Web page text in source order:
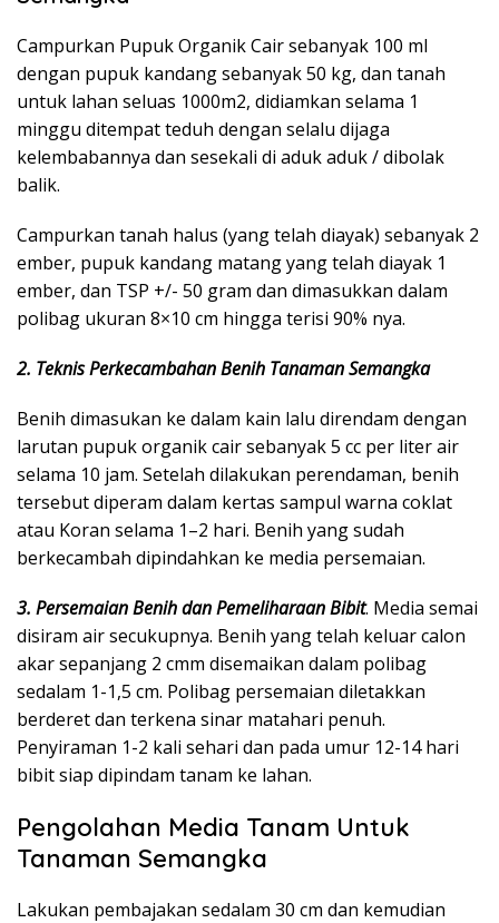
Campurkan Pupuk Organik Cair sebanyak 100 ml
dengan pupuk kandang sebanyak 50 kg, dan tanah
untuk lahan seluas 1000m2, didiamkan selama 1
minggu ditempat teduh dengan selalu dijaga
kelembabannya dan sesekali di aduk aduk / dibolak
balik.
Campurkan tanah halus (yang telah diayak) sebanyak 2
ember, pupuk kandang matang yang telah diayak 1
ember, dan TSP +/- 50 gram dan dimasukkan dalam
polibag ukuran 8×10 cm hingga terisi 90% nya.
2. Teknis Perkecambahan Benih Tanaman Semangka
Benih dimasukan ke dalam kain lalu direndam dengan
larutan pupuk organik cair sebanyak 5 cc per liter air
selama 10 jam. Setelah dilakukan perendaman, benih
tersebut diperam dalam kertas sampul warna coklat
atau Koran selama 1–2 hari. Benih yang sudah
berkecambah dipindahkan ke media persemaian.
3. Persemaian Benih dan Pemeliharaan Bibit. Media semai
disiram air secukupnya. Benih yang telah keluar calon
akar sepanjang 2 cmm disemaikan dalam polibag
sedalam 1-1,5 cm. Polibag persemaian diletakkan
berderet dan terkena sinar matahari penuh.
Penyiraman 1-2 kali sehari dan pada umur 12-14 hari
bibit siap dipindam tanam ke lahan.
Pengolahan Media Tanam Untuk
Tanaman Semangka
Lakukan pembajakan sedalam 30 cm dan kemudian